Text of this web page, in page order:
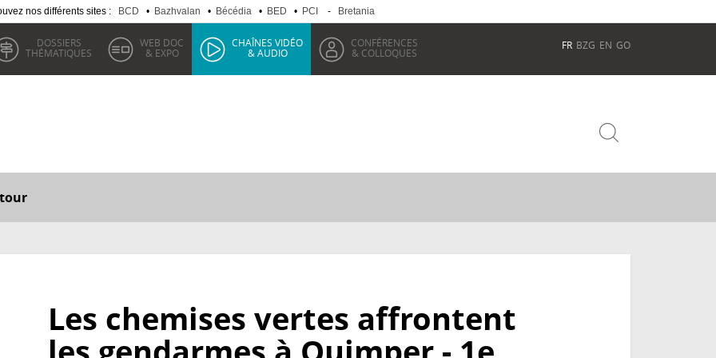
nos différents sites : BCD • Bazhvalan • Bécédia • BED • PCI - Bretania
DOSSIERS
THÉMATIQUES
WEB DOC
& EXPO
CHAÎNES VIDÉO
& AUDIO
CONFÉRENCES
& COLLOQUES
FR BZG EN GO
Les chemises vertes affrontent